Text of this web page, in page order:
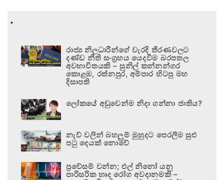
.
රාජ්‍ය නිලධාරීන්ගේ වැරදි තීරණවලට
දණ්ඩ නීති සංග්‍රහය යෙදවීම බරපතල
අවභාවිතයකි – සුනිල් කන්නන්ගර
කොළඹ, රත්නපුර, අම්පාර හිටපු මහ
දිසාපති
ලෝකයේ අඩුවෙන්ම නිදා ගන්නා ජාතිය?
නැව් වලින් බහලුම් මුහුදට පෙරලීම සුළු
පටු දෙයක් නොවේ
ප්‍රවේසම් වන්න; එල් නිනෝ යනු
පාරිසරික හෘද රෝග අවදානමකි –